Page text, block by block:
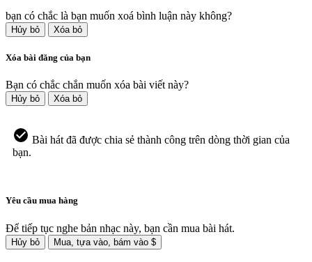
bạn có chắc là bạn muốn xoá bình luận này không?
Hủy bỏ Xóa bỏ
Xóa bài đăng của bạn
Bạn có chắc chắn muốn xóa bài viết này?
Hủy bỏ Xóa bỏ
Bài hát đã được chia sẻ thành công trên dòng thời gian của
bạn.
Yêu cầu mua hàng
Để tiếp tục nghe bản nhạc này, bạn cần mua bài hát.
Hủy bỏ Mua, tựa vào, bám vào $